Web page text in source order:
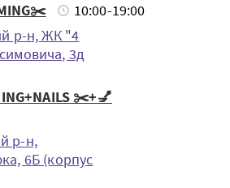
10:00-19:00
р-н, ЖК "4
3д
✂️+💅
р-н,
6Б (корпус